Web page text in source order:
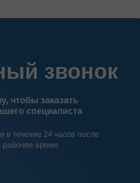
звонок
чтобы заказать
специалиста
течение 24 часов после
рабочее время